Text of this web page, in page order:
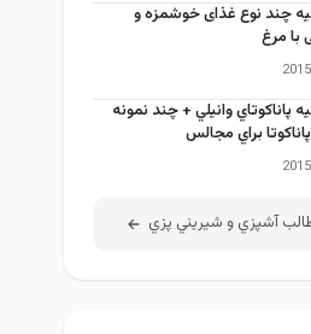
چند نوع غذای خوشمزه و
با مرغ
پاناكوتاي وانيلي + چند نمونه
براي مجالس
آشپزي و شيريني پزي